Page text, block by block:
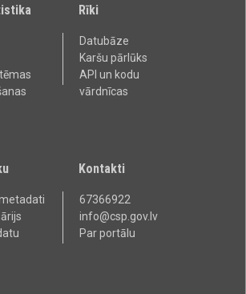
Rīki
Datubāze
Karšu pārlūks
API un kodu
vārdnīcas
Kontakti
67366922
info@csp.gov.lv
Par portālu